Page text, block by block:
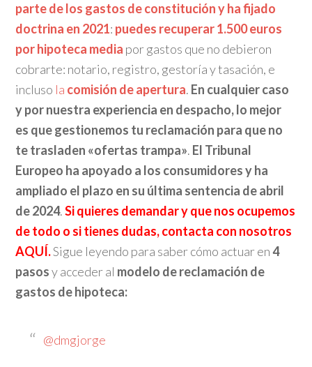
parte de los gastos de constitución y ha fijado
doctrina en 2021: puedes recuperar 1.500 euros
por hipoteca media por gastos que no debieron
cobrarte: notario, registro, gestoría y tasación, e
incluso la comisión de apertura. En cualquier caso
y por nuestra experiencia en despacho, lo mejor
es que gestionemos tu reclamación para que no
te trasladen «ofertas trampa». El Tribunal
Europeo ha apoyado a los consumidores y ha
ampliado el plazo en su última sentencia de abril
de 2024.Si quieres demandar y que nos ocupemos
de todo o si tienes dudas, contacta con nosotros
AQUÍ.Sigue leyendo para saber cómo actuar en4
pasosy acceder al modelo de reclamación de
gastos de hipoteca:
@dmgjorge